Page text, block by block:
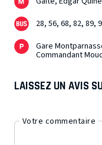
28, 56, 68, 82, 89,
Gare
Commandant
LAISSEZ UN AVIS
Votre commentaire